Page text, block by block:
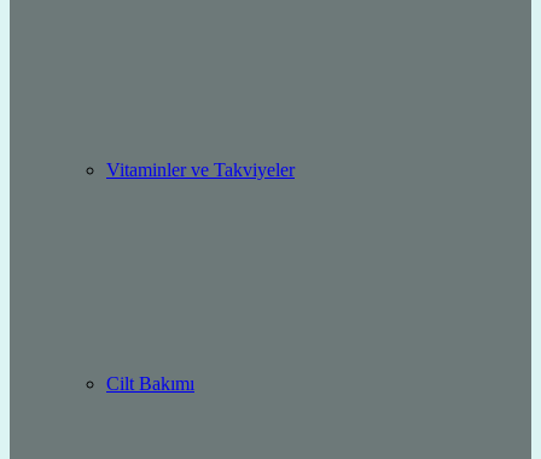
Vitaminler ve Takviyeler
Cilt Bakımı